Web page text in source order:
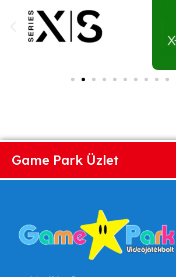
Game Park Üzlet